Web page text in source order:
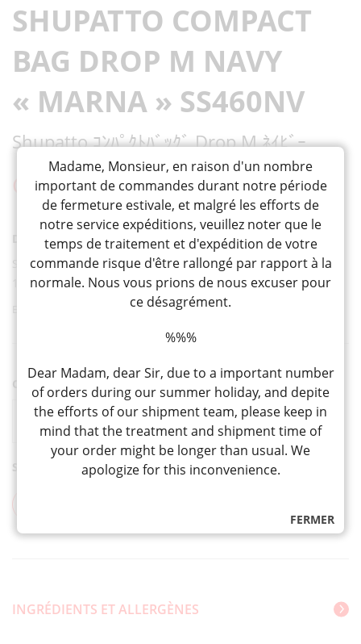
SHUPATTO COMPACT
BAG DROP M NAVY
« MARNA » SS460NV
Shupatto ｺﾝﾊﾟｸﾄﾊﾞｯｸﾞ Drop M ﾈｲﾋﾞｰ
CHF35,00
DESCRIPTION
Sac en polyester bleu marine avec anses marrons (capacité
16l) en forme de goutte d’eau, facilement pliable en l’étirant
QUANTITÉ
quantité
SHUPATTO
COMPACT
DROP
AJOUTER AU PANIER
SHARE
INGRÉDIENTS ET ALLERGÈNES
FERMER
Madame, Monsieur, en raison d'un nombre
important de commandes durant notre période
de fermeture estivale, et malgré les efforts de
notre service expéditions, veuillez noter que le
temps de traitement et d'expédition de votre
commande risque d'être rallongé par rapport à la
normale. Nous vous prions de nous excuser pour
ce désagrément.
%%%
Dear Madam, dear Sir, due to a important number
of orders during our summer holiday, and depite
the efforts of our shipment team, please keep in
mind that the treatment and shipment time of
your order might be longer than usual. We
apologize for this inconvenience.